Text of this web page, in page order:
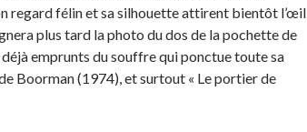
regard félin et sa silhouette attirent bientôt l’œil
plus tard la photo du dos de la pochette de
emprunts du souffre qui ponctue toute sa
Boorman (1974), et surtout « Le portier de